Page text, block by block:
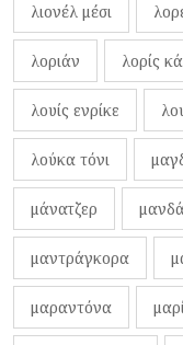
λιονέλ μέσι
λοριάν λορίς
λουίς ενρίκε
λούκα τόνι
μάνατζερ
μαντράγκορα
μαραντόνα